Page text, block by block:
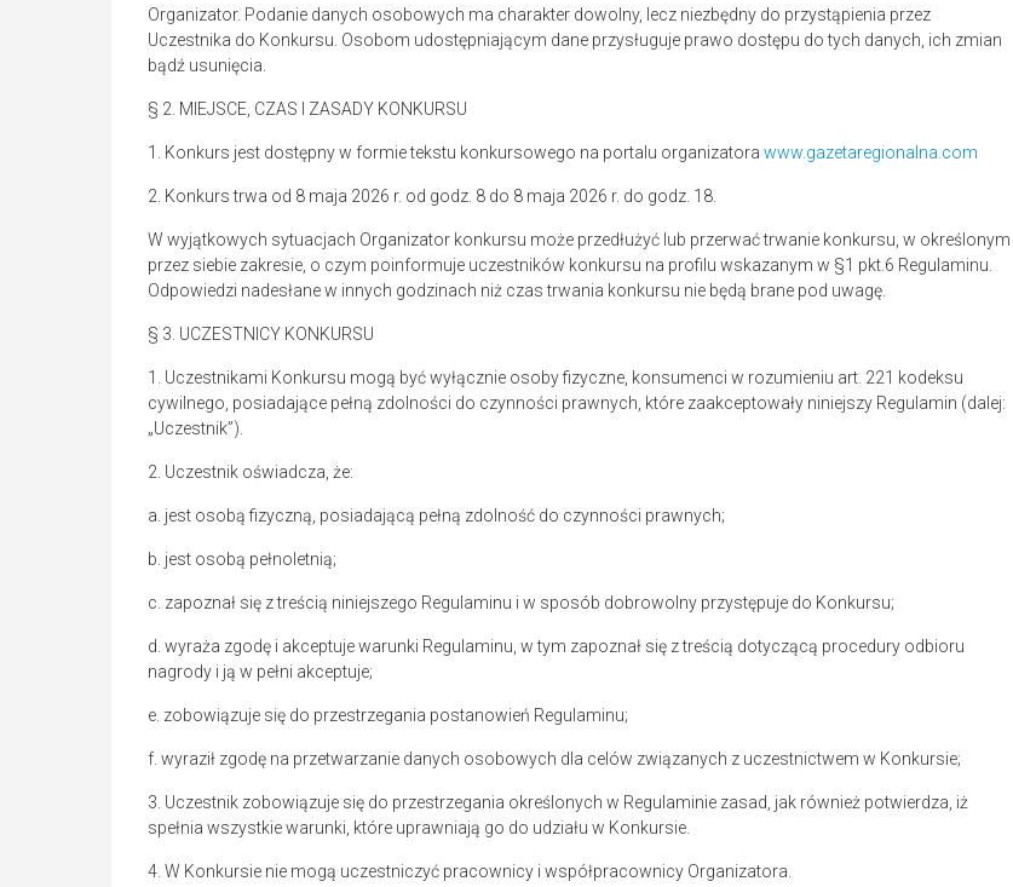
Organizator. Podanie danych osobowych ma charakter dowolny, lecz niezbędny do przystąpienia przez
Uczestnika do Konkursu. Osobom udostępniającym dane przysługuje prawo dostępu do tych danych, ich zmian
bądź usunięcia.
§ 2. MIEJSCE, CZAS I ZASADY KONKURSU
1. Konkurs jest dostępny w formie tekstu konkursowego na portalu organizatora www.gazetaregionalna.com
2. Konkurs trwa od 8 maja 2026 r. od godz. 8 do 8 maja 2026 r. do godz. 18.
W wyjątkowych sytuacjach Organizator konkursu może przedłużyć lub przerwać trwanie konkursu, w określonym
przez siebie zakresie, o czym poinformuje uczestników konkursu na profilu wskazanym w §1 pkt.6 Regulaminu.
Odpowiedzi nadesłane w innych godzinach niż czas trwania konkursu nie będą brane pod uwagę.
§ 3. UCZESTNICY KONKURSU
1. Uczestnikami Konkursu mogą być wyłącznie osoby fizyczne, konsumenci w rozumieniu art. 221 kodeksu
cywilnego, posiadające pełną zdolności do czynności prawnych, które zaakceptowały niniejszy Regulamin (dalej:
„Uczestnik”).
2. Uczestnik oświadcza, że:
a. jest osobą fizyczną, posiadającą pełną zdolność do czynności prawnych;
b. jest osobą pełnoletnią;
c. zapoznał się z treścią niniejszego Regulaminu i w sposób dobrowolny przystępuje do Konkursu;
d. wyraża zgodę i akceptuje warunki Regulaminu, w tym zapoznał się z treścią dotyczącą procedury odbioru
nagrody i ją w pełni akceptuje;
e. zobowiązuje się do przestrzegania postanowień Regulaminu;
f. wyraził zgodę na przetwarzanie danych osobowych dla celów związanych z uczestnictwem w Konkursie;
3. Uczestnik zobowiązuje się do przestrzegania określonych w Regulaminie zasad, jak również potwierdza, iż
spełnia wszystkie warunki, które uprawniają go do udziału w Konkursie.
4. W Konkursie nie mogą uczestniczyć pracownicy i współpracownicy Organizatora.